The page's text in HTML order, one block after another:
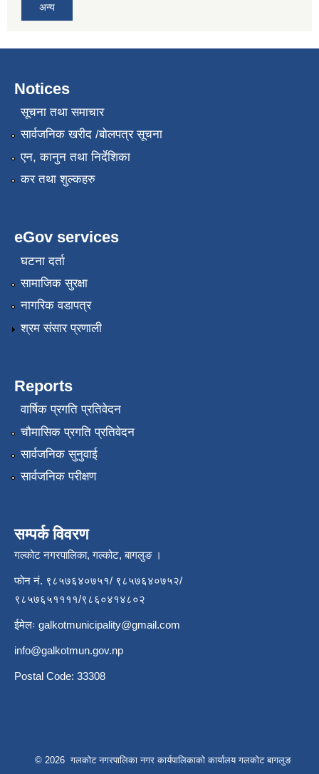
अन्य
Notices
सूचना तथा समाचार
सार्वजनिक खरीद /बोलपत्र सूचना
एन, कानुन तथा निर्देशिका
कर तथा शुल्कहरु
eGov services
घटना दर्ता
सामाजिक सुरक्षा
नागरिक वडापत्र
श्रम संसार प्रणाली
Reports
वार्षिक प्रगति प्रतिवेदन
चौमासिक प्रगति प्रतिवेदन
सार्वजनिक सुनुवाई
सार्वजनिक परीक्षण
सम्पर्क विवरण
गल्कोट नगरपालिका, गल्कोट, बागलुङ ।
फोन नं. ९८५७६४०७५१/ ९८५७६४०७५२/
९८५७६५११११/९८६०४१४८०२
ईमेलः galkotmunicipality@gmail.com
info@galkotmun.gov.np
Postal Code: 33308
© 2026 गलकोट नगरपालिका नगर कार्यपालिकाको कार्यालय गलकोट बागलुङ